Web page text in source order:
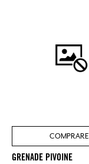
COMPRARE
GRENADE PIVOINE